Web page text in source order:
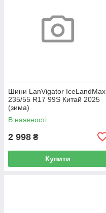
Шини LanVigator IceLandMax
235/55 R17 99S Китай 2025
(зима)
В наявності
2 998 ₴
Купити